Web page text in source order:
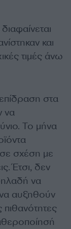
και
τιμές άνω
στα
να
Το μήνα
σχέση με
Έτσι, δεν
να
αυξηθούν